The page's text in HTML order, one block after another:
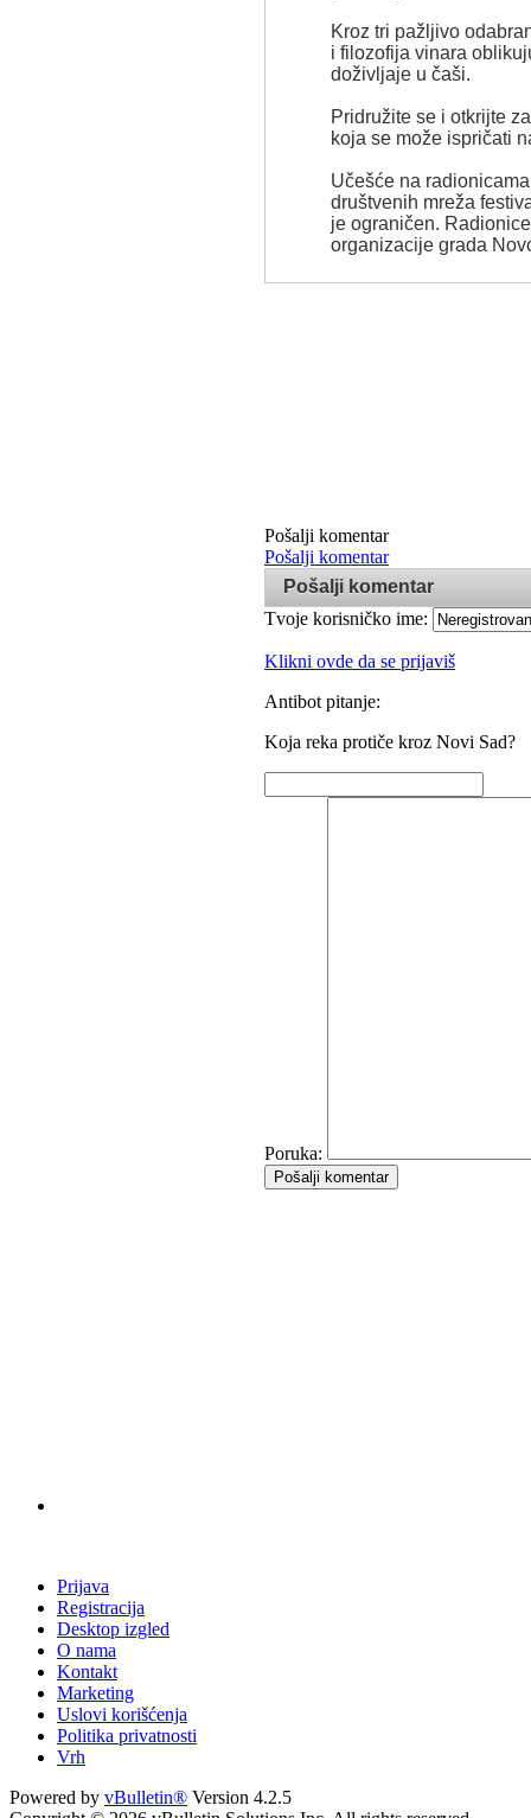
Kroz tri pažljivo
i filozofija vinara
doživljaje u čaši.
Pridružite se i otkrijte
koja se može ispričati
Učešće na
društvenih mreža
je ograničen.
organizacije grada
Pošalji komentar
Pošalji komentar
Pošalji komentar
Tvoje korisničko ime:
Klikni ovde da se prijaviš
Antibot pitanje:
Koja reka protiče kroz Novi Sad?
Poruka:
Pošalji komentar
Prijava
Registracija
Desktop izgled
O nama
Kontakt
Marketing
Uslovi korišćenja
Politika privatnosti
Vrh
Powered by vBulletin® Version 4.2.5